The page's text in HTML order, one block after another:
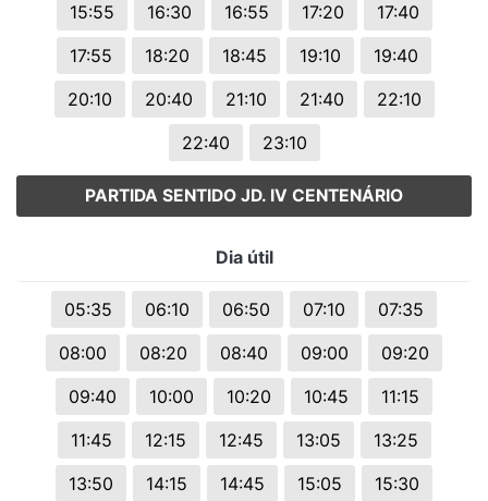
15:55
16:30 16:55 17:20
17:40
17:55
18:20 18:45 19:10
19:40
20:10
20:40 21:10 21:40
22:10
22:40
23:10
PARTIDA SENTIDO JD. IV CENTENÁRIO
Dia útil
05:35 06:10 06:50 07:10
07:35
08:00
08:20 08:40 09:00
09:20
09:40
10:00 10:20 10:45
11:15
11:45
12:15 12:45 13:05
13:25
13:50
14:15 14:45 15:05
15:30